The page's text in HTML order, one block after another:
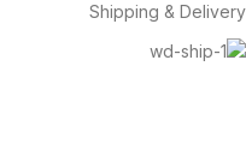
Shipping & Delivery